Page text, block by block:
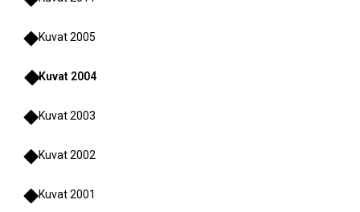
Kuvat 2005
Kuvat 2004
Kuvat 2003
Kuvat 2002
Kuvat 2001